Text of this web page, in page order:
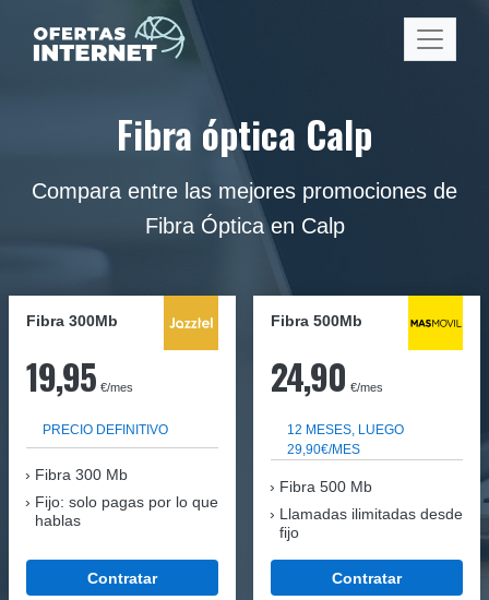
Fibra óptica Calp
Compara entre las mejores promociones de
Fibra Óptica en Calp
Fibra 300Mb
19,95 €/mes
PRECIO DEFINITIVO
Fibra 300 Mb
Fijo: solo pagas por lo que
hablas
Contratar
Fibra 500Mb
24,90 €/mes
12 MESES, LUEGO
29,90€/MES
Fibra 500 Mb
Llamadas ilimitadas desde
fijo
Contratar